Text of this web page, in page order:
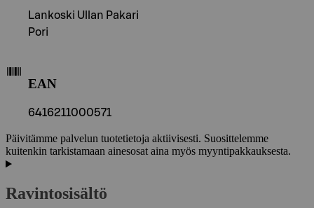
Lankoski Ullan Pakari
Pori
EAN
6416211000571
Päivitämme palvelun tuotetietoja aktiivisesti. Suosittelemme
kuitenkin tarkistamaan ainesosat aina myös myyntipakkauksesta.
Ravintosisältö